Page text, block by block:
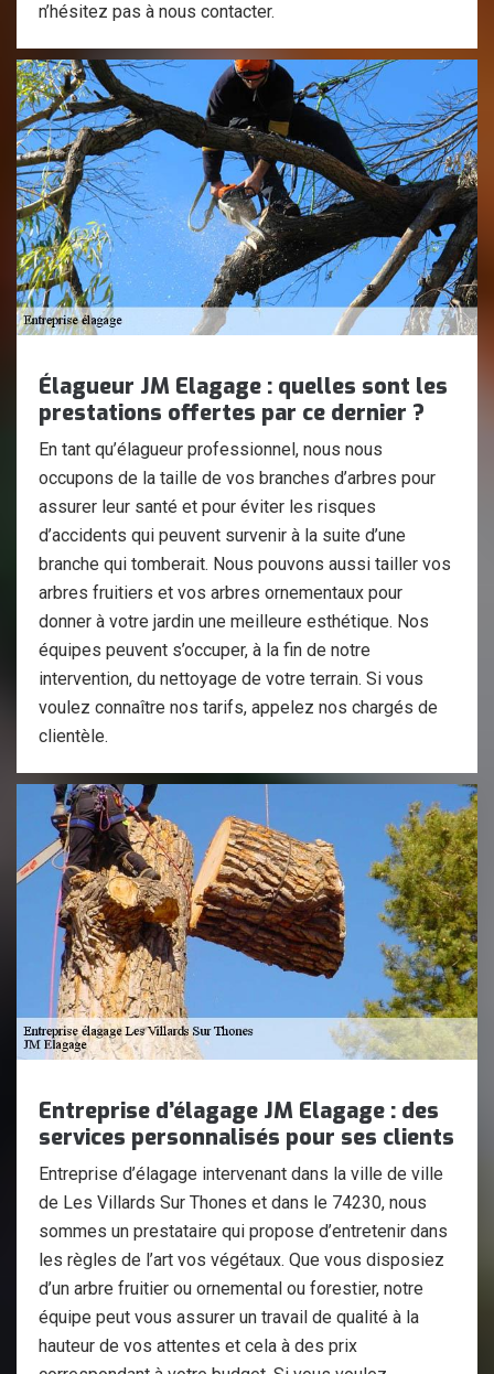
n’hésitez pas à nous contacter.
Élagueur JM Elagage : quelles sont les
prestations offertes par ce dernier ?
En tant qu’élagueur professionnel, nous nous
occupons de la taille de vos branches d’arbres pour
assurer leur santé et pour éviter les risques
d’accidents qui peuvent survenir à la suite d’une
branche qui tomberait. Nous pouvons aussi tailler vos
arbres fruitiers et vos arbres ornementaux pour
donner à votre jardin une meilleure esthétique. Nos
équipes peuvent s’occuper, à la fin de notre
intervention, du nettoyage de votre terrain. Si vous
voulez connaître nos tarifs, appelez nos chargés de
clientèle.
Entreprise d’élagage JM Elagage : des
services personnalisés pour ses clients
Entreprise d’élagage intervenant dans la ville de ville
de Les Villards Sur Thones et dans le 74230, nous
sommes un prestataire qui propose d’entretenir dans
les règles de l’art vos végétaux. Que vous disposiez
d’un arbre fruitier ou ornemental ou forestier, notre
équipe peut vous assurer un travail de qualité à la
hauteur de vos attentes et cela à des prix